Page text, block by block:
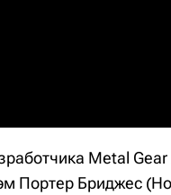
Metal
Портер Бриджес